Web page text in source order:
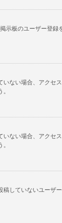
示板のユーザー登
ない場合、アクセ
ない場合、アクセ
していないユーザ